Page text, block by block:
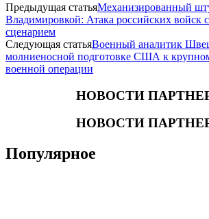
Предыдущая статьяМеханизированный
Владимировкой: Атака российских войск
сценарием
Следующая статьяВоенный аналитик
молниеносной подготовке США к
военной операции
НОВОСТИ
НОВОСТИ
Популярное